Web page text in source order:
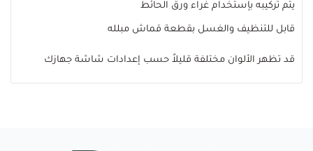
يتم تركيبه بإستخدام غراء ورق الحائط
قابل للتنظيف والغسل بقطعة قماش مبلله
قد تظهر الألوان مختلفة قليلاً حسب إعدادات شاشة جهازك